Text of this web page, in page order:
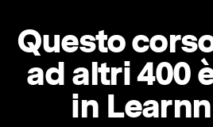
Questo
ad altri 400
in